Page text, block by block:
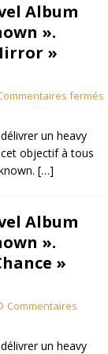
Album
».
»
fermés
un heavy
objectif à tous
[…]
Album
».
»
Commentaires
un heavy